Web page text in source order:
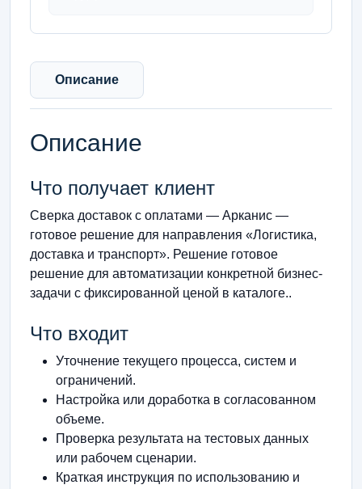
Описание
Описание
Что получает клиент
Сверка доставок с оплатами — Арканис —
готовое решение для направления «Логистика,
доставка и транспорт». Решение готовое
решение для автоматизации конкретной бизнес-
задачи с фиксированной ценой в каталоге..
Что входит
Уточнение текущего процесса, систем и
ограничений.
Настройка или доработка в согласованном
объеме.
Проверка результата на тестовых данных
или рабочем сценарии.
Краткая инструкция по использованию и